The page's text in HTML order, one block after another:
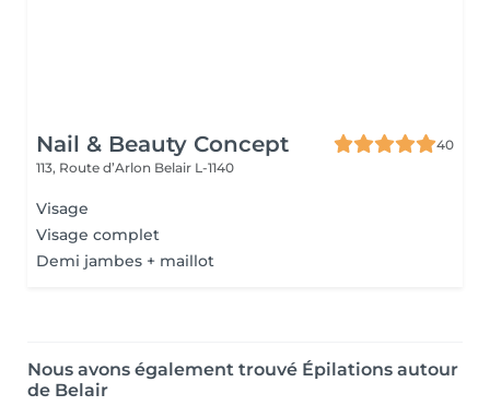
Nail & Beauty Concept
40
113, Route d’Arlon Belair L-1140
Visage
Visage complet
Demi jambes + maillot
Nous avons également trouvé Épilations autour
de Belair